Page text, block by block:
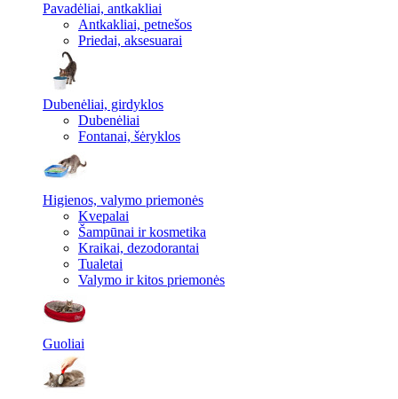
Pavadėliai, antkakliai
Antkakliai, petnešos
Priedai, aksesuarai
Dubenėliai, girdyklos
Dubenėliai
Fontanai, šėryklos
Higienos, valymo priemonės
Kvepalai
Šampūnai ir kosmetika
Kraikai, dezodorantai
Tualetai
Valymo ir kitos priemonės
Guoliai